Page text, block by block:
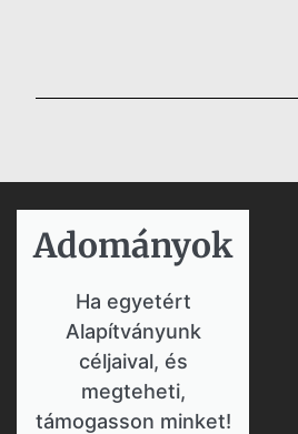
Adományok​
Ha egyetért
Alapítványunk
céljaival, és
megteheti,
támogasson minket!